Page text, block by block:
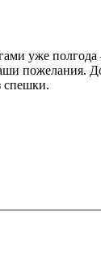
уже
пожелания.
спешки.